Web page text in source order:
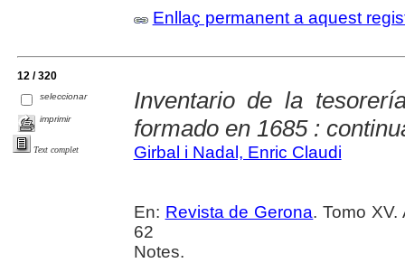
Enllaç permanent a aquest
12 / 320
seleccionar
imprimir
Text complet
Inventario de la
formado en 1685 :
Girbal i Nadal, Enric Claudi
En: Revista de Gerona. Tomo
62
Notes.